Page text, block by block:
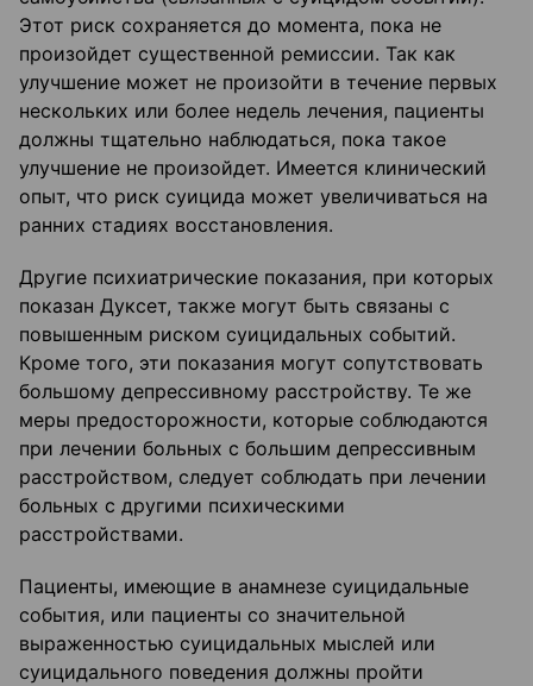
Этот риск сохраняется до момента, пока не
произойдет существенной ремиссии. Так как
улучшение может не произойти в течение первых
нескольких или более недель лечения, пациенты
должны тщательно наблюдаться, пока такое
улучшение не произойдет. Имеется клинический
опыт, что риск суицида может увеличиваться на
ранних стадиях восстановления.
Другие психиатрические показания, при которых
показан Дуксет, также могут быть связаны с
повышенным риском суицидальных событий.
Кроме того, эти показания могут сопутствовать
большому депрессивному расстройству. Те же
меры предосторожности, которые соблюдаются
при лечении больных с большим депрессивным
расстройством, следует соблюдать при лечении
больных с другими психическими
расстройствами.
Пациенты, имеющие в анамнезе суицидальные
события, или пациенты со значительной
выраженностью суицидальных мыслей или
суицидального поведения должны пройти